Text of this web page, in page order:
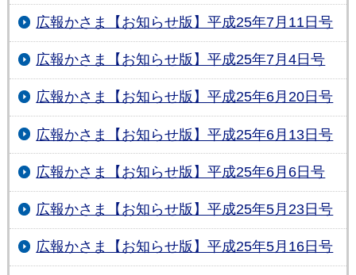
広報かさま【お知らせ版】平成25年7月11日号
広報かさま【お知らせ版】平成25年7月4日号
広報かさま【お知らせ版】平成25年6月20日号
広報かさま【お知らせ版】平成25年6月13日号
広報かさま【お知らせ版】平成25年6月6日号
広報かさま【お知らせ版】平成25年5月23日号
広報かさま【お知らせ版】平成25年5月16日号